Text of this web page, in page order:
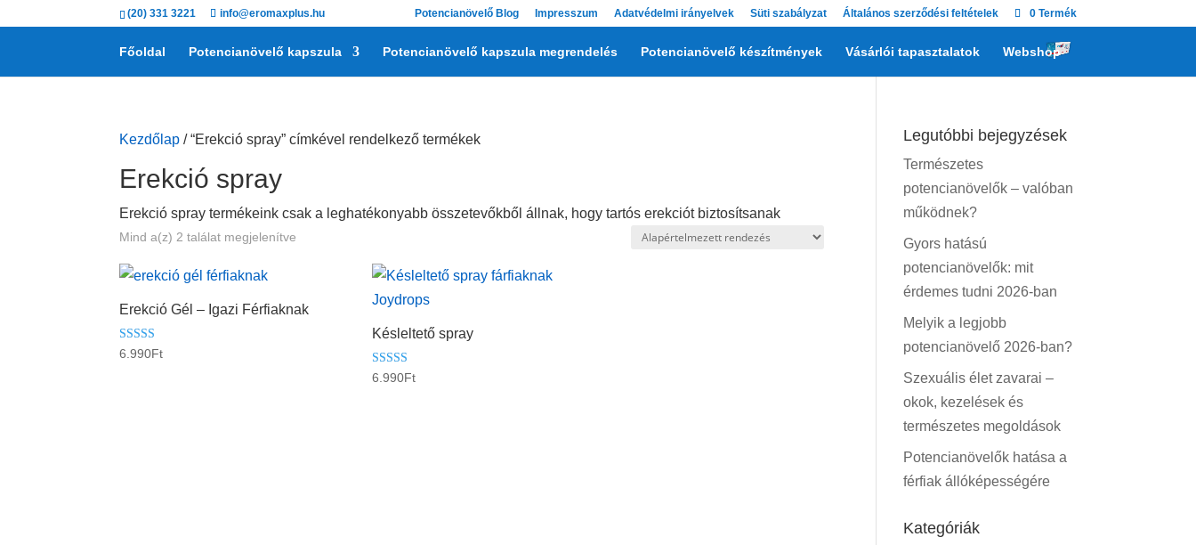
(20) 331 3221 info@eromaxplus.hu Potencianövelő Blog Impresszum Adatvédelmi irányelvek Süti szabályzat Általános szerződési feltételek 0 Termék
Főoldal Potencianövelő kapszula Potencianövelő kapszula megrendelés Potencianövelő készítmények Vásárlói tapasztalatok Webshop
Kezdőlap / “Erekció spray” címkével rendelkező termékek
Erekció spray
Erekció spray termékeink csak a leghatékonyabb összetevőkből állnak, hogy tartós erekciót biztosítsanak
Mind a(z) 2 találat megjelenítve
Erekció Gél – Igazi Férfiaknak
Értékelés:
6.990Ft
Késleltető spray
Értékelés:
6.990Ft
Legutóbbi bejegyzések
Természetes
potencianövelők – valóban
működnek?
Gyors hatású
potencianövelők: mit
érdemes tudni 2026-ban
Melyik a legjobb
potencianövelő 2026-ban?
Szexuális élet zavarai –
okok, kezelések és
természetes megoldások
Potencianövelők hatása a
férfiak állóképességére
Kategóriák